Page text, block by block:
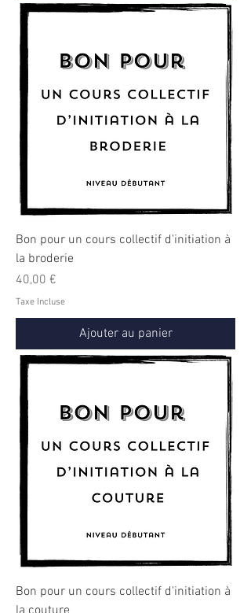
Bon pour un cours collectif d'initiation à
la broderie
Prix
40,00 €
Taxe Incluse
Ajouter au panier
Bon pour un cours collectif d'initiation à